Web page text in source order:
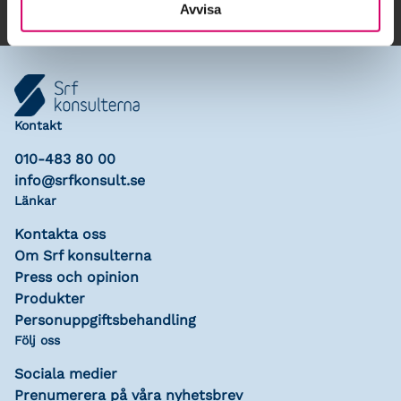
Avvisa
Kontakt
010-483 80 00
info@srfkonsult.se
Länkar
Kontakta oss
Om Srf konsulterna
Press och opinion
Produkter
Personuppgiftsbehandling
Följ oss
Sociala medier
Prenumerera på våra nyhetsbrev